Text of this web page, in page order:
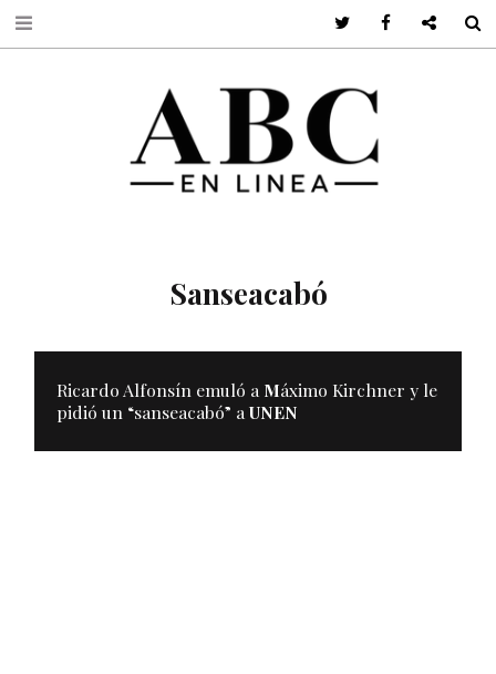
Sanseacabó
Ricardo Alfonsín emuló a Máximo Kirchner y le
pidió un “sanseacabó” a UNEN
Twitter FacebookGoogle +